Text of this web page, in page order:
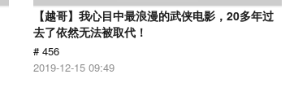
【越哥】我心目中最浪漫的武侠电影，20多年过
去了依然无法被取代！
# 456
2019-12-15 09:49